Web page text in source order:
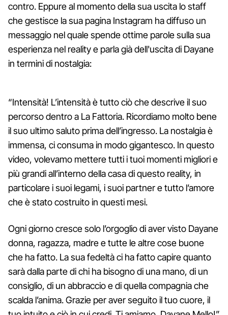
contro. Eppure al momento della sua uscita lo staff
che gestisce la sua pagina Instagram ha diffuso un
messaggio nel quale spende ottime parole sulla sua
esperienza nel reality e parla già dell'uscita di Dayane
in termini di nostalgia:
“Intensità! L’intensità è tutto ciò che descrive il suo
percorso dentro a La Fattoria. Ricordiamo molto bene
il suo ultimo saluto prima dell’ingresso. La nostalgia è
immensa, ci consuma in modo gigantesco. In questo
video, volevamo mettere tutti i tuoi momenti migliori e
più grandi all’interno della casa di questo reality, in
particolare i suoi legami, i suoi partner e tutto l’amore
che è stato costruito in questi mesi.
Ogni giorno cresce solo l’orgoglio di aver visto Dayane
donna, ragazza, madre e tutte le altre cose buone
che ha fatto. La sua fedeltà ci ha fatto capire quanto
sarà dalla parte di chi ha bisogno di una mano, di un
consiglio, di un abbraccio e di quella compagnia che
scalda l’anima. Grazie per aver seguito il tuo cuore, il